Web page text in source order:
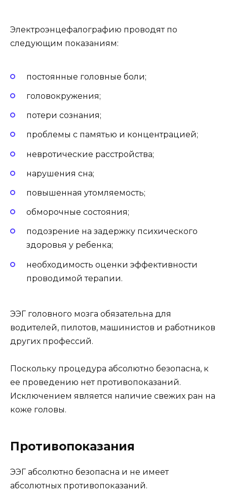
Электроэнцефалографию проводят по
следующим показаниям:
постоянные головные боли;
головокружения;
потери сознания;
проблемы с памятью и концентрацией;
невротические расстройства;
нарушения сна;
повышенная утомляемость;
обморочные состояния;
подозрение на задержку психического
здоровья у ребенка;
необходимость оценки эффективности
проводимой терапии.
ЭЭГ головного мозга обязательна для
водителей, пилотов, машинистов и работников
других профессий.
Поскольку процедура абсолютно безопасна, к
ее проведению нет противопоказаний.
Исключением является наличие свежих ран на
коже головы.
Противопоказания
ЭЭГ абсолютно безопасна и не имеет
абсолютных противопоказаний.